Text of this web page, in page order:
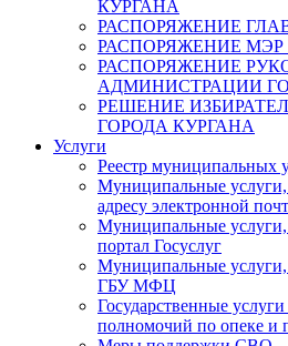
КУРГАНА
РАСПОРЯЖЕНИЕ
РАСПОРЯЖЕНИЕ МЭР
РАСПОРЯЖЕНИЕ
АДМИНИСТРАЦИИ
РЕШЕНИЕ
ГОРОДА КУРГАНА
Услуги
Реестр муниципальных
Муниципальные услуги,
адресу электронной
Муниципальные услуги,
портал Госуслуг
Муниципальные услуги,
ГБУ МФЦ
Государственные
полномочий по опеке и